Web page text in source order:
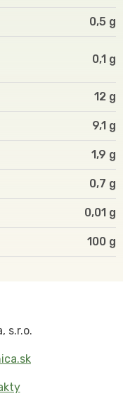
0,5 g
0,1 g
12 g
9,1 g
1,9 g
0,7 g
0,01 g
100
s.r.o.